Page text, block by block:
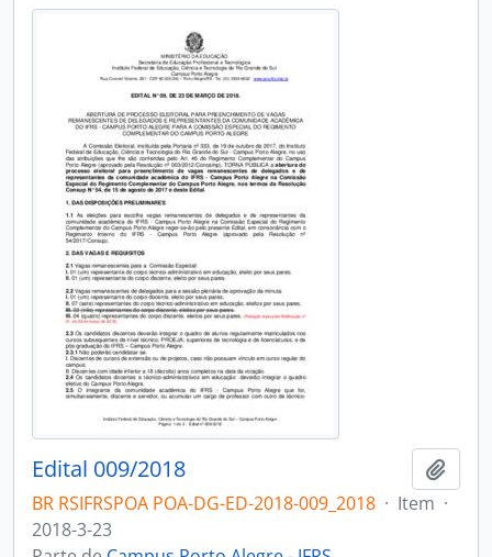
Edital 009/2018
BR RSIFRSPOA POA-DG-ED-2018-009_2018 · Item ·
2018-3-23